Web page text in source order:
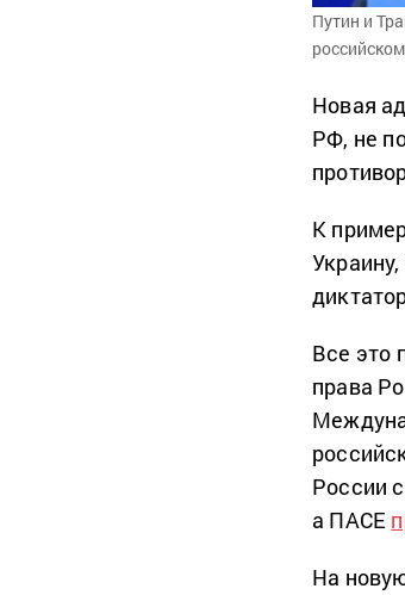
Путин и
Новая
РФ, не
К
Все это
права
России
а ПАСЕ
На